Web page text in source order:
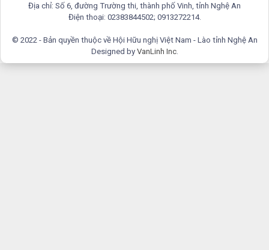
Địa chỉ: Số 6, đường Trường thi, thành phố Vinh, tỉnh Nghệ An
Điện thoại: 02383844502; 0913272214.
© 2022 - Bản quyền thuộc về Hội Hữu nghị Việt Nam - Lào tỉnh Nghệ An
Designed by VanLinh Inc.